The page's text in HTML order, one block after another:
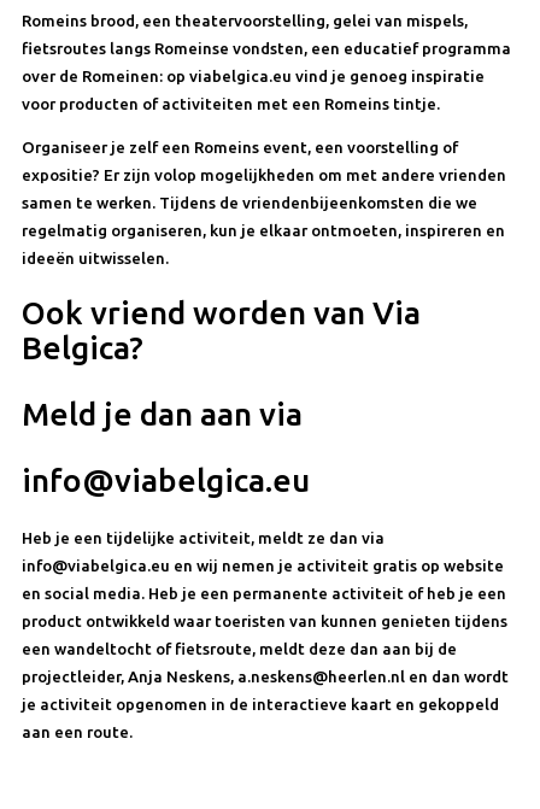
Romeins brood, een theatervoorstelling, gelei van mispels,
fietsroutes langs Romeinse vondsten, een educatief programma
over de Romeinen: op viabelgica.eu vind je genoeg inspiratie
voor producten of activiteiten met een Romeins tintje.
Organiseer je zelf een Romeins event, een voorstelling of
expositie? Er zijn volop mogelijkheden om met andere vrienden
samen te werken. Tijdens de vriendenbijeenkomsten die we
regelmatig organiseren, kun je elkaar ontmoeten, inspireren en
ideeën uitwisselen.
Ook vriend worden van Via
Belgica?
Meld je dan aan via
info@viabelgica.eu
Heb je een tijdelijke activiteit, meldt ze dan via
info@viabelgica.eu en wij nemen je activiteit gratis op website
en social media. Heb je een permanente activiteit of heb je een
product ontwikkeld waar toeristen van kunnen genieten tijdens
een wandeltocht of fietsroute, meldt deze dan aan bij de
projectleider, Anja Neskens, a.neskens@heerlen.nl en dan wordt
je activiteit opgenomen in de interactieve kaart en gekoppeld
aan een route.